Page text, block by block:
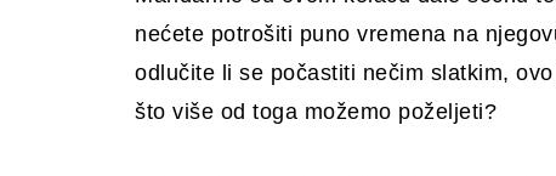
nećete potrošiti puno vremena na
odlučite li se počastiti nečim slatkim,
što više od toga možemo poželjeti?